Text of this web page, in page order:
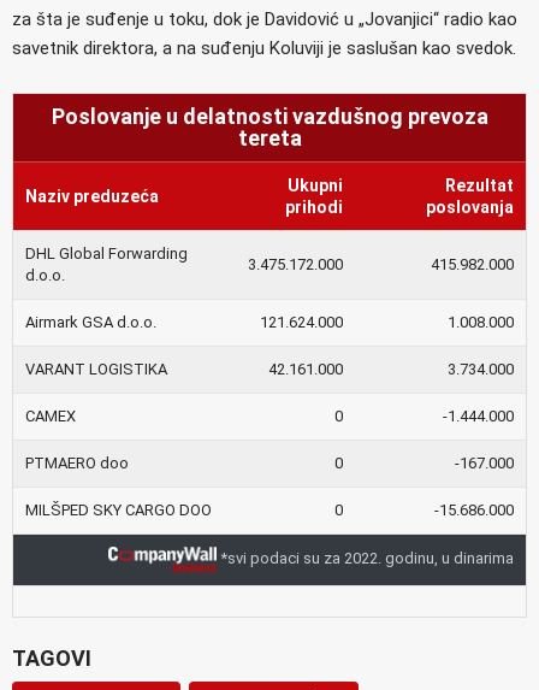
za šta je suđenje u toku, dok je Davidović u „Jovanjici“ radio kao
savetnik direktora, a na suđenju Koluviji je saslušan kao svedok.
Poslovanje u delatnosti vazdušnog prevoza
tereta
Naziv preduzeća
Ukupni
prihodi
Rezultat
poslovanja
DHL Global Forwarding
d.o.o.
3.475.172.000 415.982.000
Airmark GSA d.o.o. 121.624.000 1.008.000
VARANT LOGISTIKA 42.161.000 3.734.000
CAMEX 0 -1.444.000
PTMAERO doo 0 -167.000
MILŠPED SKY CARGO DOO 0 -15.686.000
*svi podaci su za 2022. godinu, u dinarima
TAGOVI